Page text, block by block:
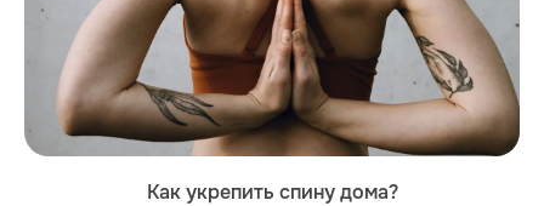
Как укрепить спину дома?